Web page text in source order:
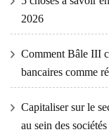
2026
Comment Bâle III
bancaires comme
Capitaliser sur le
au sein des